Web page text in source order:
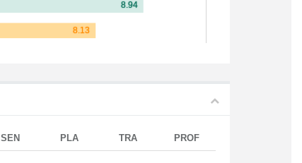
SEN PLA TRA PROF